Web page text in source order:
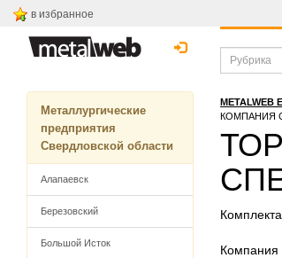
в избранное
Металлургические
предприятия
Свердловской области
Алапаевск
Березовский
Большой Исток
КОМПАНИЯ